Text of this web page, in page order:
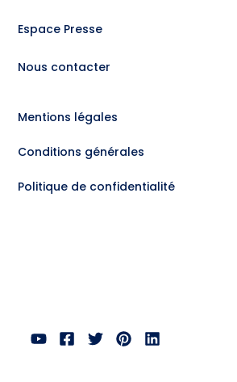
Espace Presse
Nous contacter
Mentions légales
Conditions générales
Politique de confidentialité